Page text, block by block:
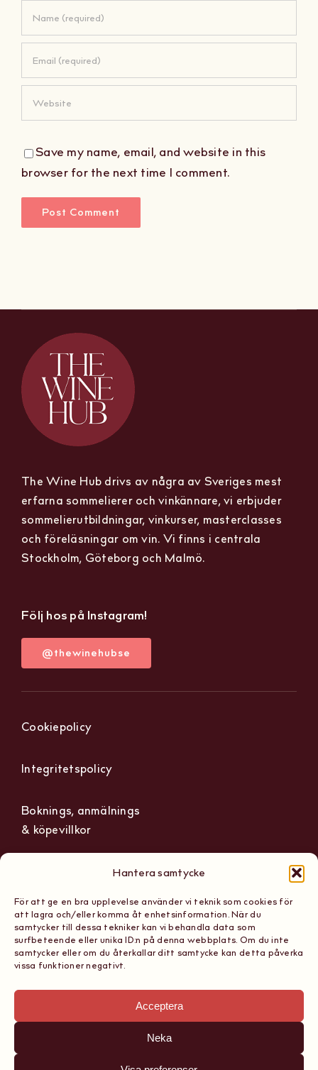
Hantera samtycke
För att ge en bra upplevelse använder vi teknik som cookies för
att lagra och/eller komma åt enhetsinformation. När du
samtycker till dessa tekniker kan vi behandla data som
surfbeteende eller unika ID:n på denna webbplats. Om du inte
samtycker eller om du återkallar ditt samtycke kan detta påverka
vissa funktioner negativt.
Acceptera
Neka
Save my name, email, and website in this
browser for the next time I comment.
The Wine Hub drivs av några av Sveriges mest
erfarna sommelierer och vinkännare, vi erbjuder
sommelierutbildningar, vinkurser, masterclasses
och föreläsningar om vin. Vi finns i centrala
Stockholm, Göteborg och Malmö.
Följ hos på Instagram!
@thewinehubse
Cookiepolicy
Integritetspolicy
Boknings, anmälnings
& köpevillkor
The Wine Hub
Scandinavian School of
Sommeliers AB
Sibyllegatan 15, 11442
Org nummer: 559236-1165
Tel: 08 867 161